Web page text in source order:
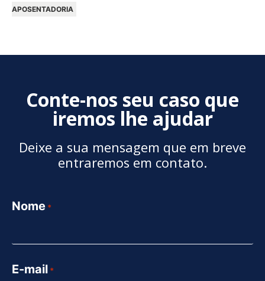
APOSENTADORIA
Conte-nos seu caso que
iremos lhe ajudar
Deixe a sua mensagem que em breve
entraremos em contato.
Nome *
E-mail *